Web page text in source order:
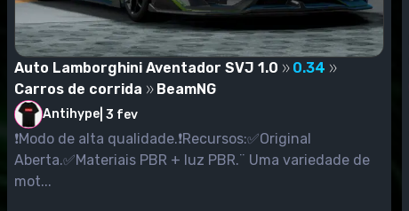
Auto Lamborghini Aventador SVJ 1.0
0.34
Carros de corrida
BeamNG
Antihype 3 fev
❗️Modo de alta qualidade.❗️Recursos:✅Original
Aberta.✅Materiais PBR + luz PBR.¨ Uma variedade de
mot...